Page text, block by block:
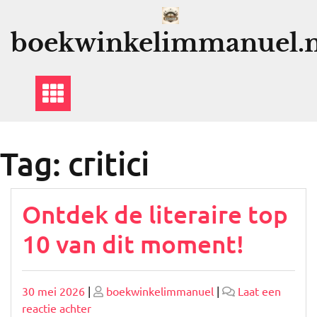
Tag: critici
Ontdek de literaire top
10 van dit moment!
Geplaatst
op
30 mei 2026 | Geplaatst
boekwinkelimmanuel |
Laat een
reactie achterop